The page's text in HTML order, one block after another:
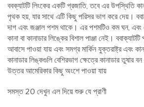
ববক্যাটটি লিংকের একটি প্রজাতি, তবে এর উপস্থিতি
পৃথক হয়, যার সাথে এটি কিছু পরিসর ভাগ করে দেয়।
দাগ এবং জঞ্জাল পশম থাকে। এর পশমটিও কম ঘন, এবং
কানা বা কানাডার লিঙ্কের বিশাল পাঞ্জা নেই।
আবাসে পাওয়া যায় এবং সমগ্র মার্কিন যুক্তরাষ্ট্র এবং
কানাডার লিঙ্কগুলি বেশিরভাগ ক্ষেত্রে কানাডার তুষার
উত্তর আমেরিকার কিছু অংশে পাওয়া যায়
সমস্ত 20 দেখুন এল দিয়ে শুরু যে প্রাণী